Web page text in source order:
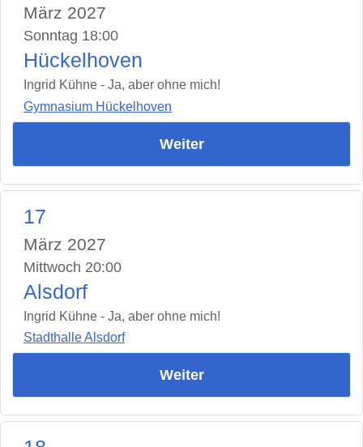
März 2027
Sonntag 18:00
Hückelhoven
Ingrid Kühne - Ja, aber ohne mich!
Gymnasium Hückelhoven
Weiter
17
März 2027
Mittwoch 20:00
Alsdorf
Ingrid Kühne - Ja, aber ohne mich!
Stadthalle Alsdorf
Weiter